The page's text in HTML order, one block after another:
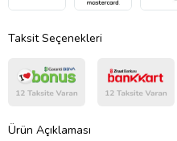
Taksit Seçenekleri
Ürün Açıklaması